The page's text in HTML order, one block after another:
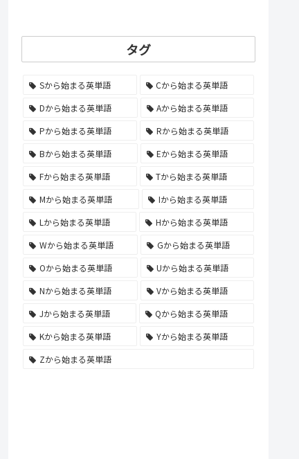
タグ
Sから始まる英単語
Cから始まる英単語
Dから始まる英単語
Aから始まる英単語
Pから始まる英単語
Rから始まる英単語
Bから始まる英単語
Eから始まる英単語
Fから始まる英単語
Tから始まる英単語
Mから始まる英単語
Iから始まる英単語
Lから始まる英単語
Hから始まる英単語
Wから始まる英単語
Gから始まる英単語
Oから始まる英単語
Uから始まる英単語
Nから始まる英単語
Vから始まる英単語
Jから始まる英単語
Qから始まる英単語
Kから始まる英単語
Yから始まる英単語
Zから始まる英単語